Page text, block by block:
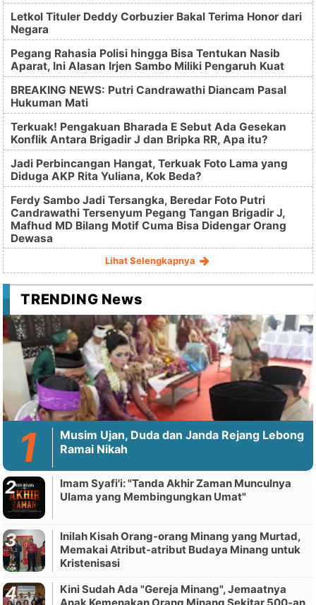
Letkol Tituler Deddy Corbuzier Bakal Terima Honor dari
Negara
Pegang Rahasia Polisi hingga Bisa Tentukan Nasib
Aparat, Ini Alasan Irjen Sambo Miliki Pengaruh Kuat
BREAKING NEWS: Putri Candrawathi Diancam Pasal
Hukuman Mati
Terkuak! Pengakuan Bharada E Sebut Ada Gesekan
Konflik Antara Brigadir J dan Bripka RR, Apa itu?
Jadi Perbincangan Hangat, Terkuak Foto Lama yang
Diduga AKP Rita Yuliana, Kok Beda?
Ferdy Sambo Jadi Tersangka, Beredar Foto Putri
Candrawathi Tersenyum Pegang Tangan Brigadir J,
Mafhud MD Bilang Motif Cuma Bisa Didengar Orang
Dewasa
Lihat Selengkapnya
TRENDING News
Musim Ujan, Duda dan Janda Rejang Lebong
Ramai Nikah
Imam Syafi'i: "Tanda Akhir Zaman Munculnya
Ulama yang Membingungkan Umat"
Inilah Kisah Orang-orang Minang yang Murtad,
Memakai Atribut-atribut Budaya Minang untuk
Kristenisasi
Kini Sudah Ada "Gereja Minang", Jemaatnya